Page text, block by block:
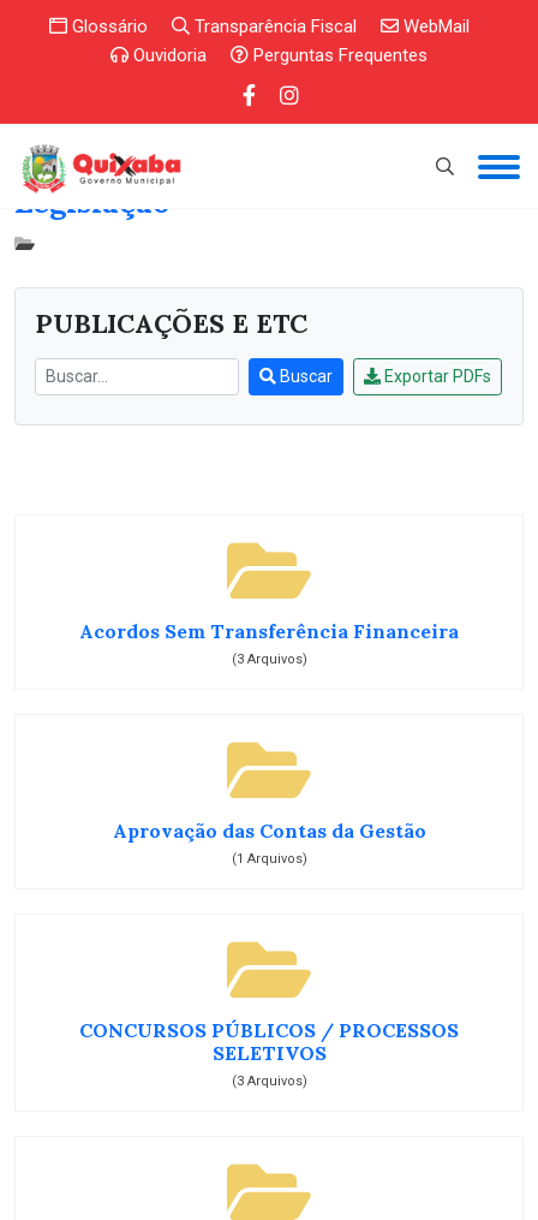
Glossário Transparência Fiscal
WebMail
Ouvidoria
Perguntas Frequentes
Legislação
PUBLICAÇÕES E ETC
Buscar Exportar PDFs
Acordos Sem Transferência Financeira
(3 Arquivos)
Aprovação das Contas da Gestão
(1 Arquivos)
CONCURSOS PÚBLICOS / PROCESSOS
SELETIVOS
(3 Arquivos)